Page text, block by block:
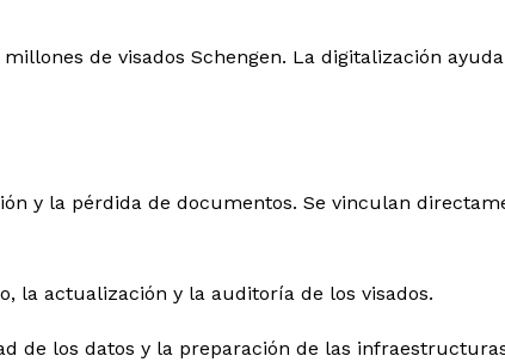
de visados Schengen. La digitalización
y la pérdida de documentos. Se vinculan
la actualización y la auditoría de los visados.
de los datos y la preparación de las